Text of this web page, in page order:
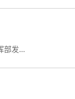
部发...